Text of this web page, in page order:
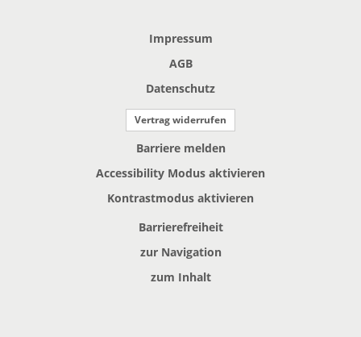
Impressum
AGB
Datenschutz
Vertrag widerrufen
Barriere melden
Accessibility Modus aktivieren
Kontrastmodus aktivieren
Barrierefreiheit
zur Navigation
zum Inhalt